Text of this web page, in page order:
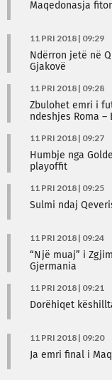
Maqedonasja
11 PRI 2018 | 09:29
Ndërron jetë në
Gjakovë
11 PRI 2018 | 09:28
Zbulohet emri i
ndeshjes Roma –
11 PRI 2018 | 09:27
Humbje nga
playoffit
11 PRI 2018 | 09:25
Sulmi ndaj
11 PRI 2018 | 09:24
“Një muaj” i
Gjermania
11 PRI 2018 | 09:21
Dorëhiqet
11 PRI 2018 | 09:20
Ja emri final i